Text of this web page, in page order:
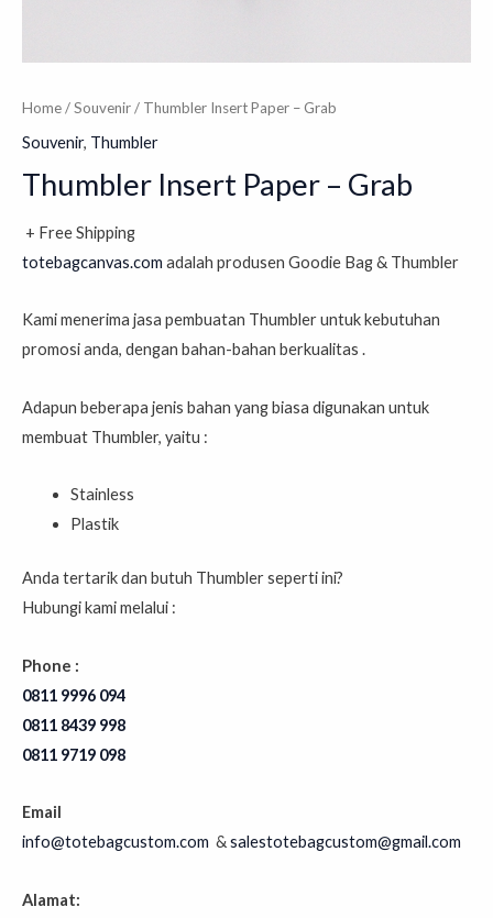
Home/Souvenir/ Thumbler Insert Paper – Grab
Souvenir, Thumbler
Thumbler Insert Paper – Grab
+ Free Shipping
totebagcanvas.com adalah produsen Goodie Bag & Thumbler
Kami menerima jasa pembuatan Thumbler untuk kebutuhan
promosi anda, dengan bahan-bahan berkualitas .
Adapun beberapa jenis bahan yang biasa digunakan untuk
membuat Thumbler, yaitu :
Stainless
Plastik
Anda tertarik dan butuh Thumbler seperti ini?
Hubungi kami melalui :
Phone :
0811 9996 094
0811 8439 998⁣⁣⁣⁣⁣⁣⁣⁣⁣⁣⁣⁣⁣⁣⁣⁣⁣⁣⁣⁣⁣⁣⁣⁣⁣⁣⁣⁣⁣⁣⁣
0811 9719 098⁣⁣⁣⁣⁣⁣⁣⁣⁣⁣⁣⁣⁣⁣⁣⁣⁣⁣⁣⁣⁣⁣⁣⁣⁣⁣
Email
info@totebagcustom.com &salestotebagcustom@gmail.com
Alamat: